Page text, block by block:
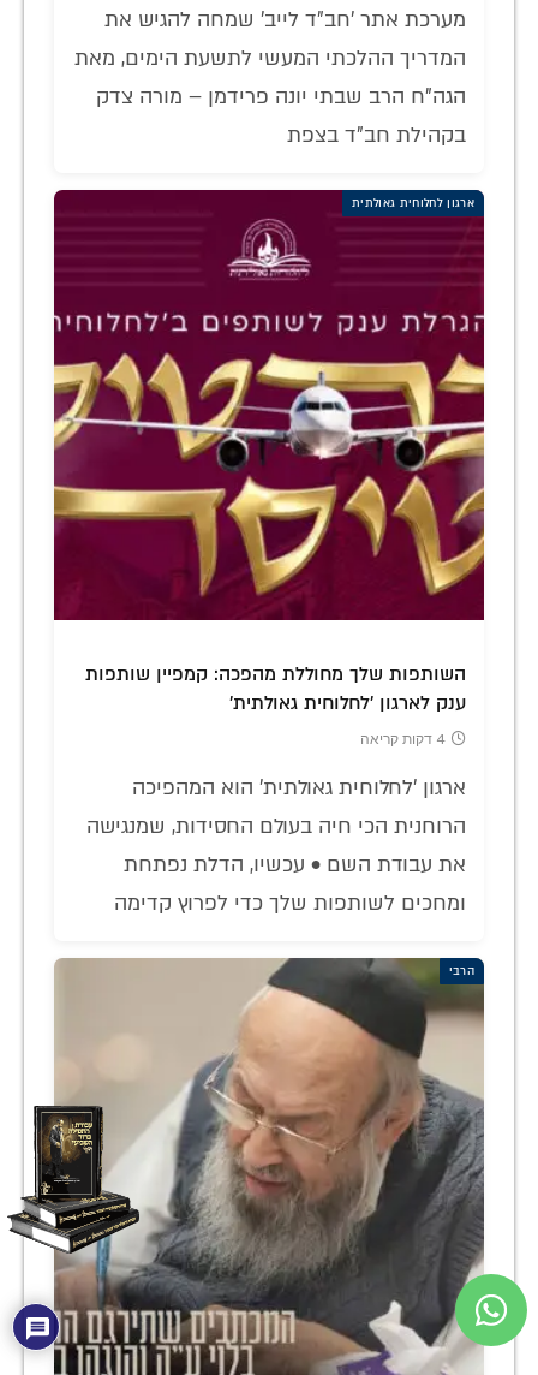
מערכת אתר 'חב"ד לייב' שמחה להגיש את
המדריך ההלכתי המעשי לתשעת הימים, מאת
הגה"ח הרב שבתי יונה פרידמן – מורה צדק
בקהילת חב"ד בצפת
ארגון לחלוחית גאולתית
השותפות שלך מחוללת מהפכה: קמפיין שותפות
ענק לארגון 'לחלוחית גאולתית'
4 דקות קריאה
ארגון 'לחלוחית גאולתית' הוא המהפיכה
הרוחנית הכי חיה בעולם החסידות, שמנגישה
את עבודת השם • עכשיו, הדלת נפתחת
ומחכים לשותפות שלך כדי לפרוץ קדימה
הרבי